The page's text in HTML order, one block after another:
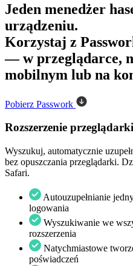
Jeden menedżer
urządzeniu.
Korzystaj z
— w przeglądarce,
mobilnym lub na
Pobierz Passwork
Rozszerzenie przeglądarki
Wyszukuj, automatycznie
bez opuszczania przeglądarki.
Safari.
Autouzupełnianie
logowania
Wyszukiwanie we
rozszerzenia
Natychmiastowe
poświadczeń